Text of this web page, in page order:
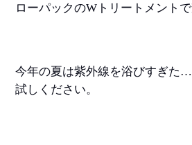
ローパックのW トリートメント
今年の夏は紫外線を浴びすぎた …
試しください。